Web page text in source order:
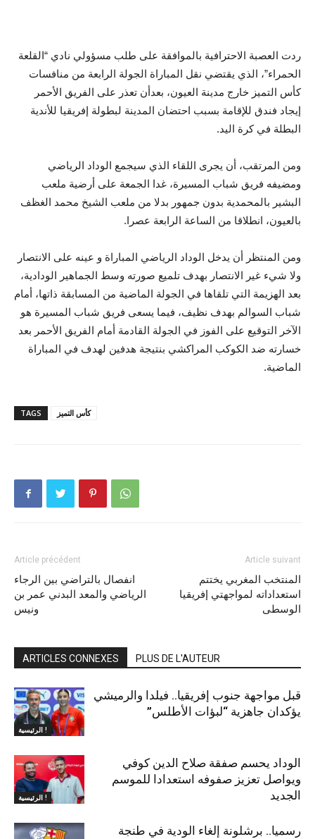
ردت العصبة الاحترافية بالموافقة على طلب مسؤولي نادي “القلعة
الحمراء”، الذي يقتضي نقل المباراة الجولة الرابعة من منافسات
كأس التميز خارج مدينة العيون، بعدأن تعذر على الفريق الأحمر
إيجاد فندق للإقامة بسبب احتضان المدينة لبطولة إفريقيا للأندية
البطلة في كرة اليد.
ومن المرتقب، أن يجرى اللقاء الذي سيجمع الوداد الرياضي
ومضيفه فريق شباب المسيرة، غدا الجمعة على أرضية ملعب
البشير بالمحمدية بدون جمهور بدلا من ملعب الشيخ محمد الغظف
بالعيون، انطلاقا من الساعة الرابعة عصرا.
ومن المنتظر أن يدخل الوداد الرياضي المباراة و عينه على الانتصار
ولا شيء غير الانتصار بهدف تلميع صورته وسط الجماهير الودادية،
بعد الهزيمة التي تلقاها في الجولة الماضية من المسابقة ذاتها، أمام
شباب السوالم بهدف نظيف، فيما يسعى فريق شباب المسيرة هو
الآخر التوقيع على الفوز في الجولة القادمة أمام الفريق الأحمر بعد
خسارته ضد الكوكب المراكشي بنتيجة هدفين لهدف في المباراة
الماضية.
TAGS كأس التميز
Article précédent
انفصال بالتراضي بين الرجاء
الرياضي والمعد البدني عمر بن
ونيس
Article suivant
المنتخب المغربي يختتم
استعداداته لمواجهتي إفريقيا
الوسطى
ARTICLES CONNEXES PLUS DE L'AUTEUR
الرئيسية !
قبل مواجهة جنوب إفريقيا.. فيلدا والرميشي
يؤكدان جاهزية “لبؤات الأطلس”
الرئيسية !
الوداد يحسم صفقة صلاح الدين كوفي
ويواصل تعزيز صفوفه استعدادا للموسم
الجديد
رسميا.. برشلونة إلغاء الودية في طنجة